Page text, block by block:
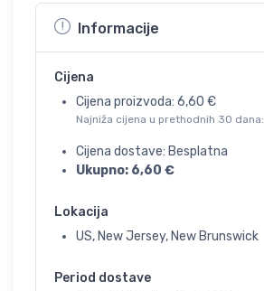
Informacije
Cijena
Cijena proizvoda: 6,60 €
Najniža cijena u prethodnih 30 dana:
Cijena dostave: Besplatna
Ukupno: 6,60 €
Lokacija
US, New Jersey, New Brunswick
Period dostave